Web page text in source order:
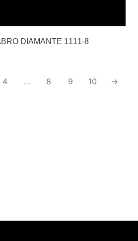
DIAMANTE 1111-8
4 … 8 9 10 →